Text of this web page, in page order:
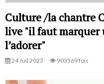
Culture /la chantre
live "il faut marquer
l’adorer"
24 Juil 2023 903569 fois